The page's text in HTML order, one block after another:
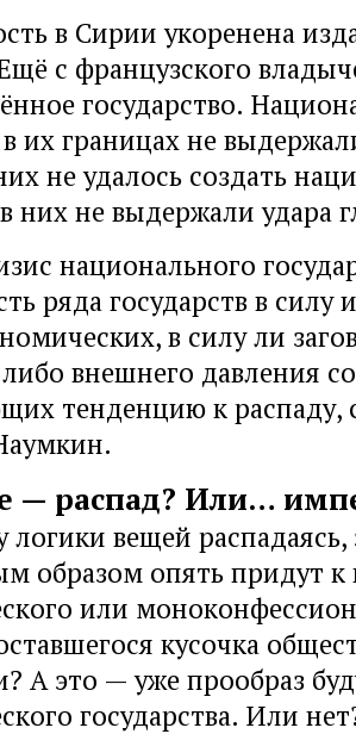
в Сирии укоренена
с французского
государство.
в их границах не
не удалось создать
них не выдержали удара
национального
ряда государств в силу
в силу ли
внешнего давления
тенденцию к распаду,
— распад? Или…
логики вещей распадаясь,
образом опять придут
или
кусочка
А это — уже прообраз
государства. Или